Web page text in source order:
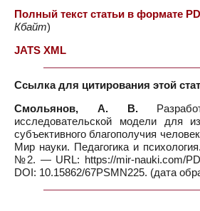
Полный текст статьи в формате
Кбайт)
JATS XML
Ссылка для цитирования этой
Смольянов, А. В.
исследовательской модели для
субъективного благополучия
Мир науки. Педагогика и
№2. — URL: https://mir-nauki.com/
DOI: 10.15862/67PSMN225. (дата